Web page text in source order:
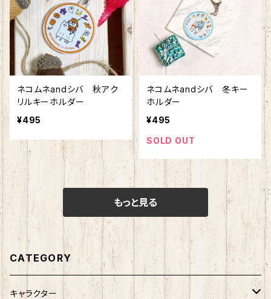
ネコムネandシバ 秋アク
リルキーホルダー
¥495
ネコムネandシバ 冬キー
ホルダー
¥495
SOLD OUT
もっと見る
CATEGORY
キャラクター